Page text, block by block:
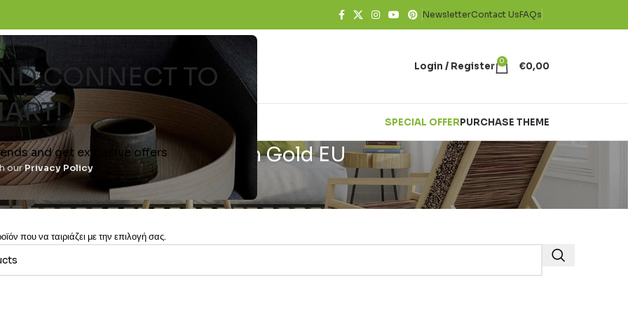
CONNECT TO
and get exclusive offers
ourPrivacy Policy
NewsletterContact UsFAQs
Login / Register 0 €0,00
SPECIAL OFFERPURCHASE THEME
Ram) Dual-Sim Beach Gold EU
που να ταιριάζει με την επιλογή σας.